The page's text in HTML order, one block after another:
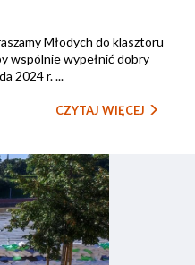
Młodych do klasztoru
wspólnie wypełnić dobry
2024 r. ...
CZYTAJ WIĘCEJ